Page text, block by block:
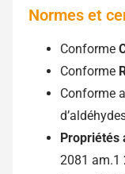
Normes et
Conforme
Conforme
Conforme
Propriétés
2081 am.1